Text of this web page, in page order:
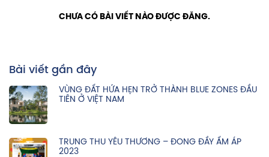
CHƯA CÓ BÀI VIẾT NÀO ĐƯỢC ĐĂNG.
Bài viết gần đây
VÙNG ĐẤT HỨA HẸN TRỞ THÀNH BLUE ZONES ĐẦU
TIÊN Ở VIỆT NAM
TRUNG THU YÊU THƯƠNG – ĐONG ĐẦY ẤM ÁP
2023